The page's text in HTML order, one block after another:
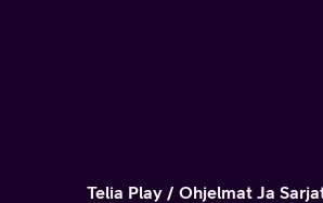
Telia Play Ohjelmat Ja